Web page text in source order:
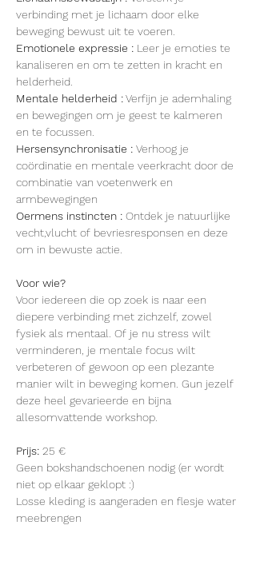
verbinding met je lichaam door elke
beweging bewust uit te voeren.
Emotionele expressie : Leer je emoties te
kanaliseren en om te zetten in kracht en
helderheid.
Mentale helderheid : Verfijn je ademhaling
en bewegingen om je geest te kalmeren
en te focussen.
Hersensynchronisatie : Verhoog je
coördinatie en mentale veerkracht door de
combinatie van voetenwerk en
armbewegingen
Oermens instincten : Ontdek je natuurlijke
vecht,vlucht of bevriesresponsen en deze
om in bewuste actie.
Voor wie?
Voor iedereen die op zoek is naar een
diepere verbinding met zichzelf, zowel
fysiek als mentaal. Of je nu stress wilt
verminderen, je mentale focus wilt
verbeteren of gewoon op een plezante
manier wilt in beweging komen. Gun jezelf
deze heel gevarieerde en bijna
allesomvattende workshop.
Prijs: 25 €
Geen bokshandschoenen nodig (er wordt
niet op elkaar geklopt :)
Losse kleding is aangeraden en flesje water
meebrengen